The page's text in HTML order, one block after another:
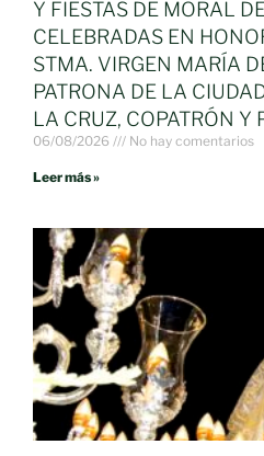
Y FIESTAS DE MORAL
CELEBRADAS EN
STMA. VIRGEN MARÍA
PATRONA DE LA
LA CRUZ, COPATRÓN Y
06/08/2026 No hay comentarios
Leer más »